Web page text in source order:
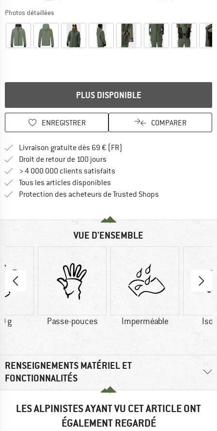
Photos détaillées
PLUS DISPONIBLE
ENREGISTRER COMPARER
Livraison gratuite dès 69 € (FR)
Droit de retour de 100 jours
> 4 000 000 clients satisfaits
Tous les articles disponibles
Protection des acheteurs de Trusted Shops
VUE D'ENSEMBLE
g Passe-pouces Imperméable
RENSEIGNEMENTS MATÉRIEL ET
FONCTIONNALITÉS
LES ALPINISTES AYANT VU CET ARTICLE ONT
ÉGALEMENT REGARDÉ